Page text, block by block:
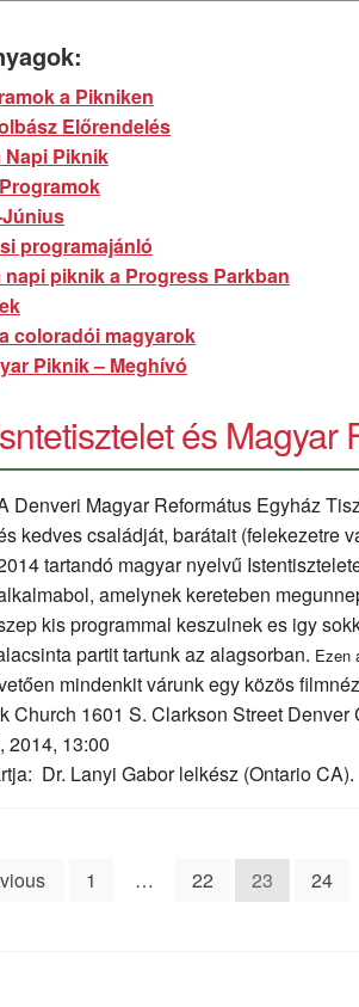
a Pikniken
Előrendelés
Napi Piknik
programajánló
napi piknik a Progress Parkban
coloradói magyarok
Piknik – Meghívó
és Magyar
Denveri Magyar Református Egyház
kedves családját, barátait (felekezetre
tartandó magyar nyelvű
amelynek kereteben
kis programmal keszulnek es igy
partit tartunk az alagsorban. Ezen
mindenkit várunk egy közös
Church 1601 S. Clarkson Street Denver
2014, 13:00
Dr. Lanyi Gabor lelkész (Ontario CA).
1 … 22 23 24